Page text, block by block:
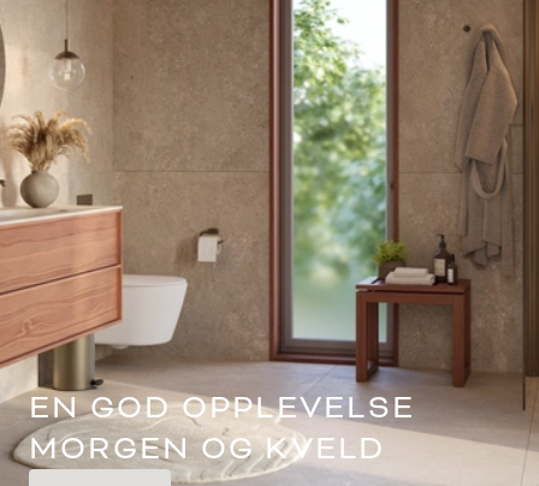
EN GOD OPPLEVELSE
MORGEN OG KVELD